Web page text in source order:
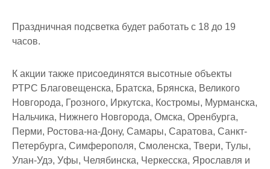
Праздничная подсветка будет работать с 18 до 19
часов.
К акции также присоединятся высотные объекты
РТРС Благовещенска, Братска, Брянска, Великого
Новгорода, Грозного, Иркутска, Костромы, Мурманска,
Нальчика, Нижнего Новгорода, Омска, Оренбурга,
Перми, Ростова-на-Дону, Самары, Саратова, Санкт-
Петербурга, Симферополя, Смоленска, Твери, Тулы,
Улан-Удэ, Уфы, Челябинска, Черкесска, Ярославля и